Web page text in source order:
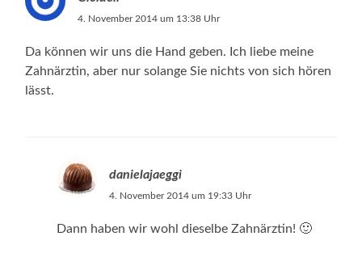
4. November 2014 um 13:38 Uhr
Da können wir uns die Hand geben. Ich liebe meine
Zahnärztin, aber nur solange Sie nichts von sich hören
lässt.
danielajaeggi
4. November 2014 um 19:33 Uhr
Dann haben wir wohl dieselbe Zahnärztin! 🙂